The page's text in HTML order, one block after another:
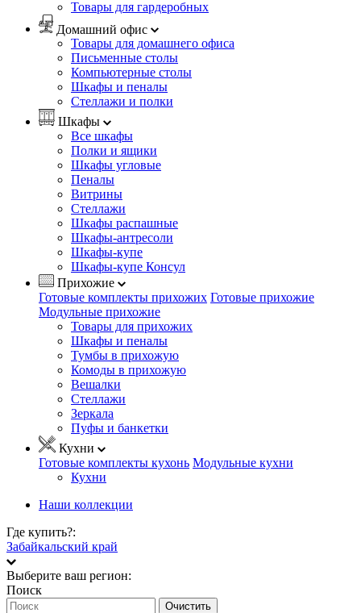
Товары для гардеробных
Домашний офис
Товары для домашнего офиса
Письменные столы
Компьютерные столы
Шкафы и пеналы
Стеллажи и полки
Шкафы
Все шкафы
Полки и ящики
Шкафы угловые
Пеналы
Витрины
Стеллажи
Шкафы распашные
Шкафы-антресоли
Шкафы-купе
Шкафы-купе Консул
Прихожие
Готовые комплекты прихожих Готовые прихожие
Модульные прихожие
Товары для прихожих
Шкафы и пеналы
Тумбы в прихожую
Комоды в прихожую
Вешалки
Стеллажи
Зеркала
Пуфы и банкетки
Кухни
Готовые комплекты кухонь Модульные кухни
Кухни
Наши коллекции
Где купить?:
Забайкальский край
Выберите ваш регион:
Поиск
Очистить